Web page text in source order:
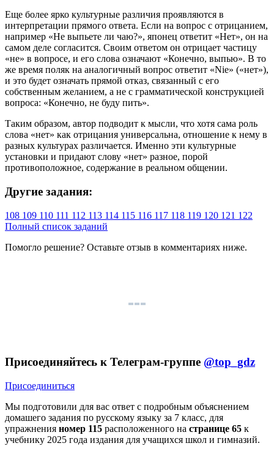
Еще более ярко культурные различия проявляются в
интерпретации прямого ответа. Если на вопрос с отрицанием,
например «Не выпьете ли чаю?», японец ответит «Нет», он на
самом деле согласится. Своим ответом он отрицает частицу
«не» в вопросе, и его слова означают «Конечно, выпью». В то
же время поляк на аналогичный вопрос ответит «Nie» («нет»),
и это будет означать прямой отказ, связанный с его
собственным желанием, а не с грамматической конструкцией
вопроса: «Конечно, не буду пить».
Таким образом, автор подводит к мысли, что хотя сама роль
слова «нет» как отрицания универсальна, отношение к нему в
разных культурах различается. Именно эти культурные
установки и придают слову «нет» разное, порой
противоположное, содержание в реальном общении.
Другие задания:
108 109 110 111 112 113 114 115 116 117 118 119 120 121 122
Полный список заданий
Помогло решение? Оставьте отзыв в комментариях ниже.
Присоединяйтесь к Телеграм-группе @top_gdz
Присоединиться
Мы подготовили для вас ответ c подробным объяснением
домашего задания по русскому языку за 7 класс, для
упражнения номер 115 расположенного на странице 65 к
учебнику 2025 года издания для учащихся школ и гимназий.